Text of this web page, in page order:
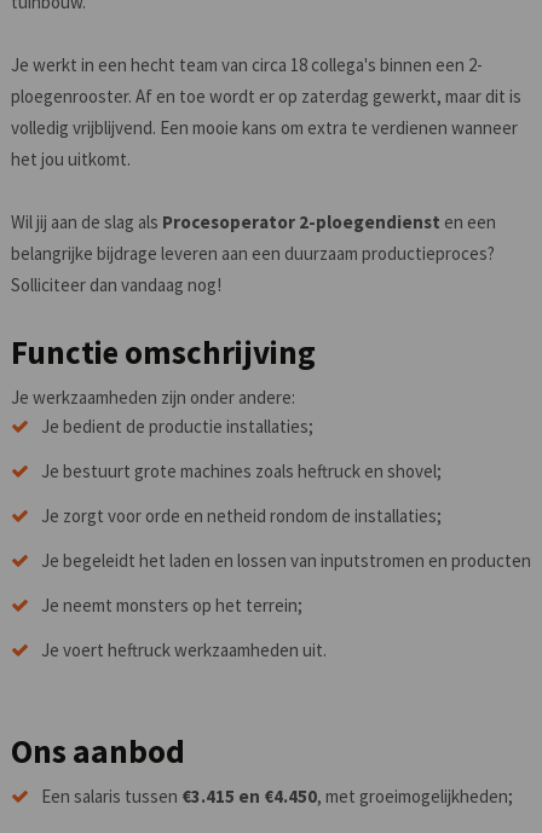
Je werkt in een hecht team van circa 18 collega's binnen een 2-
ploegenrooster. Af en toe wordt er op zaterdag gewerkt, maar dit is
volledig vrijblijvend. Een mooie kans om extra te verdienen wanneer
het jou uitkomt.
Wil jij aan de slag als Procesoperator 2-ploegendienst en een
belangrijke bijdrage leveren aan een duurzaam productieproces?
Solliciteer dan vandaag nog!
Functie omschrijving
Je werkzaamheden zijn onder andere:
Je bedient de productie installaties;
Je bestuurt grote machines zoals heftruck en shovel;
Je zorgt voor orde en netheid rondom de installaties;
Je begeleidt het laden en lossen van inputstromen en producten
Je neemt monsters op het terrein;
Je voert heftruck werkzaamheden uit.
Ons aanbod
Een salaris tussen €3.415 en €4.450, met groeimogelijkheden;